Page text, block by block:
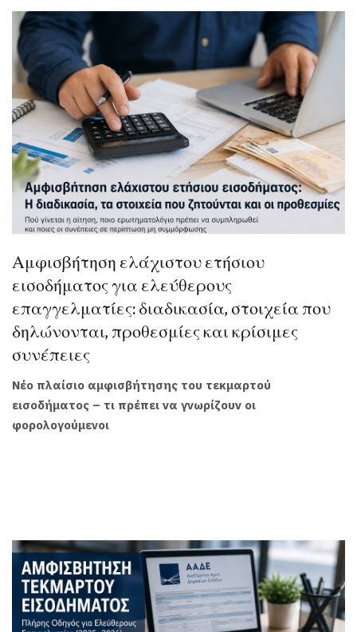
Αμφισβήτηση ελάχιστου ετήσιου
εισοδήματος για ελεύθερους
επαγγελματίες: διαδικασία, στοιχεία που
δηλώνονται, προθεσμίες και κρίσιμες
συνέπειες
Νέο πλαίσιο αμφισβήτησης του τεκμαρτού
εισοδήματος – τι πρέπει να γνωρίζουν οι
φορολογούμενοι